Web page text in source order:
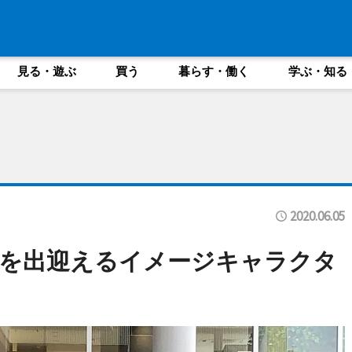
見る・遊ぶ 買う 暮らす・働く 学ぶ・知る
2020.06.05
出迎えるイメージキャラクタ